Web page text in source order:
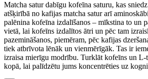
Matcha satur dabīgu kofeīna saturu, kas
atšķirībā no kafijas matcha satur arī
palēnina kofeīna izdalīšanos – mīkstina to un
vietā, lai kofeīns izdalītos ātri un pēc tam
pazemināšanos, piemēram, pēc kafijas
tiek atbrīvota lēnāk un vienmērīgāk. Tas ir
izraisa mierīgu modrību. Turklāt kofeīns un L-
kopā, lai palīdzētu jums koncentrēties uz